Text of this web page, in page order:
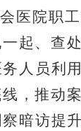
医院职
一起、查
人员利
，推动
暗访提